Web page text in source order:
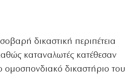
δικαστική περιπέτεια
καταναλωτές κατέθεσαν
δικαστήριο του